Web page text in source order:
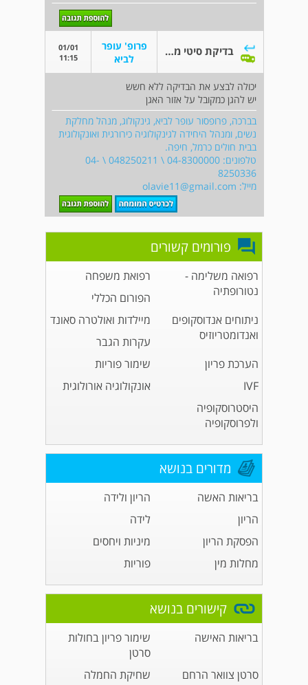
בדיקת סיטי מערות פנים והריון
פרופ' עופר
לביא
01/01
11:15
יכולה לבצע את הבדיקה ללא חשש
יש להגן כמקובל על אזור האגן
בברכה, פרופסור עופר לביא, גינקולוג, מנהל מחלקת
נשים, ומנהל היחידה לגינקולוגיה כירורגית ואונקולוגית
בבית חולים כרמל, חיפה.
טלפונים: 04-8300000 \ 048250211 \ 04-
8250336
מייל: olavie11@gmail.com
פורומים קשורים
רפואה משלימה -
נטורופתיה
רפואת משפחה
הפורום הכללי
ניתוחים אנדוסקופים
ואנדומטריוזיס
מיילדות ואולטרה סאונד
עקרות הגבר
הערכת פריון
שימור פוריות
IVF
אונקולוגיה אורולוגית
היסטרוסקופיה
ולפרוסקופיה
מדורים בנושא
בריאות האשה
הריון ולידה
הריון
לידה
הפסקת הריון
מיניות ויחסים
מחלות מין
פוריות
קישורים בנושא
בריאות האישה
שימור פריון בחולות
סרטן
סרטן צוואר הרחם
שחיקת החמלה